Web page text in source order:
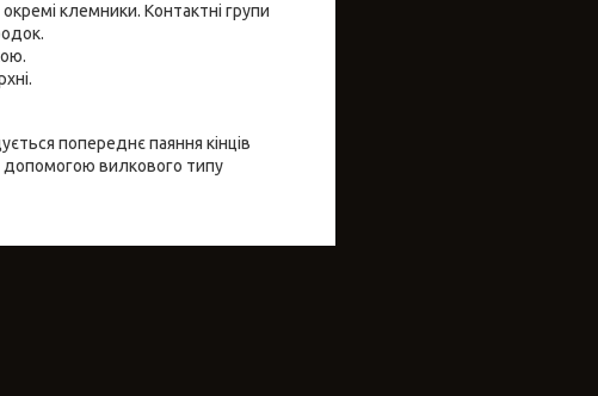
клемники. Контактні групи
попереднє паяння кінців
допомогою вилкового типу